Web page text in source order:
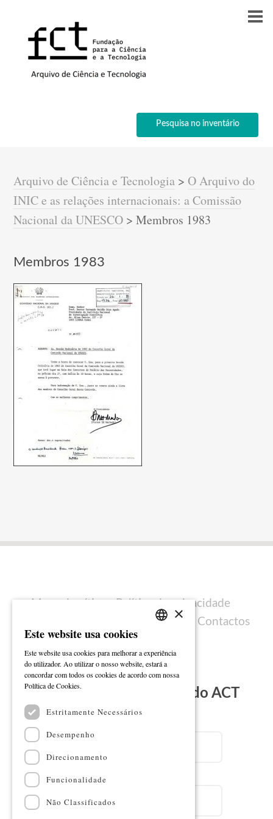
Pesquisa no inventário
Arquivo de Ciência e Tecnologia > O Arquivo do
INIC e as relações internacionais: a Comissão
Nacional da UNESCO >Membros 1983
Membros 1983
Mapa do sítio
Política de privacidade
Ficha técnica Contactos
Subscreva a Newsletter do ACT
ENGLISH
×
Este website usa cookies
Este website usa cookies para melhorar a experiência
do utilizador. Ao utilizar o nosso website, estará a
concordar com todos os cookies de acordo com nossa
Política de Cookies.
Estritamente Necessários
Desempenho
Direcionamento
Funcionalidade
Não Classificados